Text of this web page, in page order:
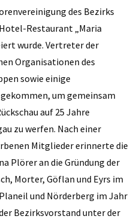
des Bezirks
Restaurant „Maria
wurde. Vertreter der
Organisationen des
sowie einige
um gemeinsam
auf 25 Jahre
zu werfen. Nach einer
Mitglieder erinnerte die
Plörer an die Gründung der
Morter, Göflan und Eyrs im
und Nörderberg im Jahr
Bezirksvorstand unter der